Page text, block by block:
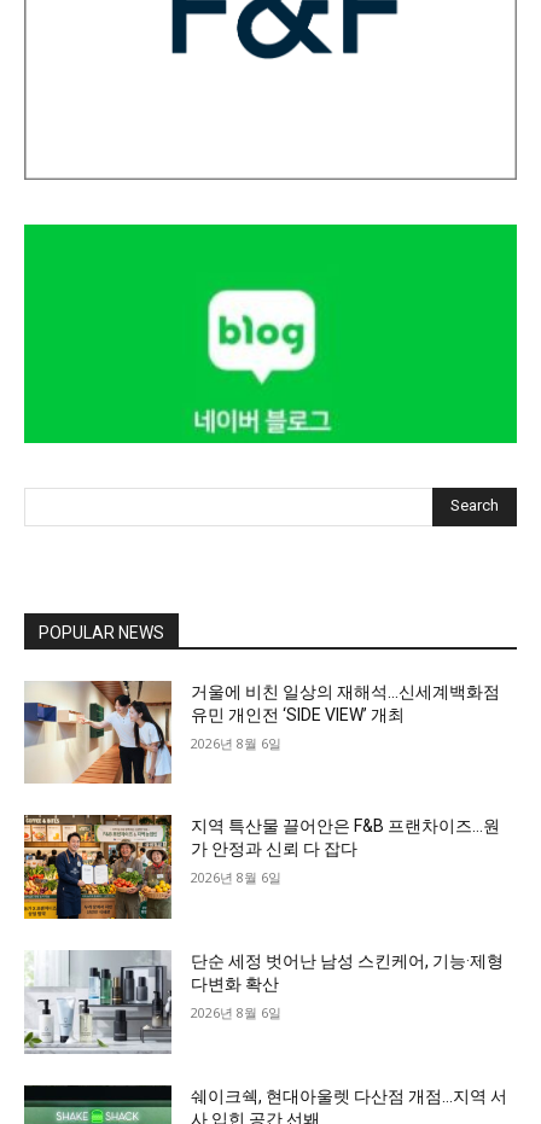
Search
POPULAR NEWS
거울에 비친 일상의 재해석…신세계백화점
유민 개인전 ‘SIDE VIEW’ 개최
2026년 8월 6일
지역 특산물 끌어안은 F&B 프랜차이즈…원
가 안정과 신뢰 다 잡다
2026년 8월 6일
단순 세정 벗어난 남성 스킨케어, 기능·제형
다변화 확산
2026년 8월 6일
쉐이크쉑, 현대아울렛 다산점 개점…지역 서
사 입힌 공간 선봬